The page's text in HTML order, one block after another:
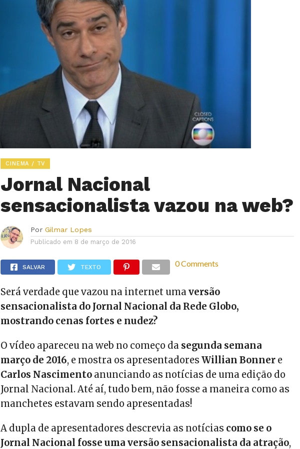
CINEMA / TV
Jornal Nacional
sensacionalista vazou na web?
Por Gilmar Lopes
Publicado em 8 de março de 2016
SALVAR TEXTO 0 Comments
Será verdade que vazou na internet umaversão
sensacionalista do Jornal Nacional da Rede Globo,
mostrando cenas fortes e nudez?
O vídeo apareceu na web no começo da segunda semana
março de 2016, e mostra os apresentadoresWillian Bonner e
Carlos Nascimento anunciando as notícias de uma edição do
Jornal Nacional. Até aí, tudo bem, não fosse a maneira como as
manchetes estavam sendo apresentadas!
A dupla de apresentadores descrevia as notícias como se o
Jornal Nacional fosse uma versão sensacionalista da atração,